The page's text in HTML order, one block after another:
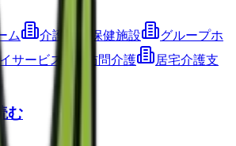
ム 介護老人保健施設
グループホ
サービス) 訪問介護
居宅介護支
む